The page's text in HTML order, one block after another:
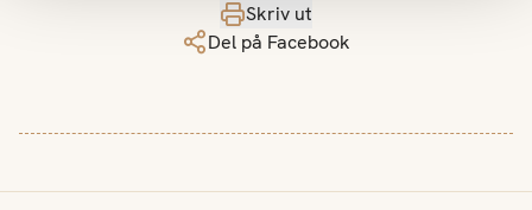
Skriv ut
Del på Facebook